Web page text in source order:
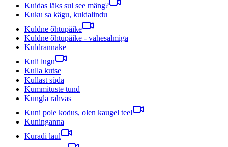
Kuidas läks sul see mäng?
Kuku sa kägu, kuldalindu
Kuldne õhtupäike
Kuldne õhtupäike - vahesalmiga
Kuldrannake
Kuli lugu
Kulla kutse
Kullast süda
Kummituste tund
Kungla rahvas
Kuni pole kodus, olen kaugel teel
Kuninganna
Kuradi laul